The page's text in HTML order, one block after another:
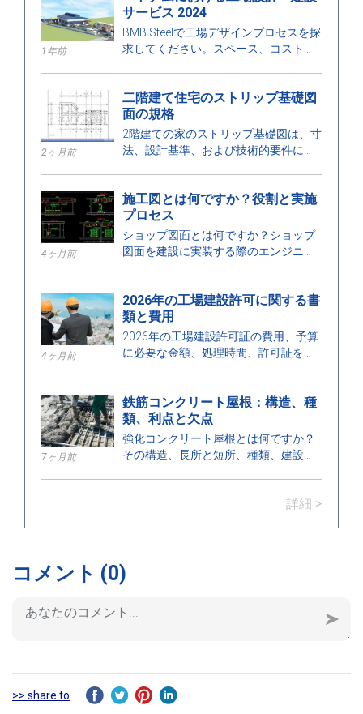
1年前
サービス 2024
BMB Steelで工場デザインプロセスを探
求してください。スペース、コストに
の建設を保証します。
2ヶ月前
二階建て住宅のストリップ基礎図
面の規格
2階建ての家のストリップ基礎図は、寸
法、設計基準、および技術的要件に関
4ヶ月前
施工図とは何ですか？役割と実施
プロセス
ショップ図面とは何ですか？ショップ
図面を建設に実装する際のエンジニア
4ヶ月前
2026年の工場建設許可に関する書
類と費用
2026年の工場建設許可証の費用、予算
に必要な金額、処理時間、許可証を発
7ヶ月前
鉄筋コンクリート屋根：構造、種
類、利点と欠点
強化コンクリート屋根とは何ですか？
その構造、長所と短所、種類、建設に
詳細 >
コメント (0)
>> share to